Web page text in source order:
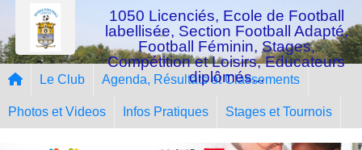
1050 Licenciés, Ecole de Football
labellisée, Section Football Adapté,
Football Féminin, Stages,
Compétition et Loisirs, Educateurs
diplômés...
Le Club Agenda, Résultats et Classements
Photos et Videos Infos Pratiques Stages et Tournois
Panneau de gestion des cookies